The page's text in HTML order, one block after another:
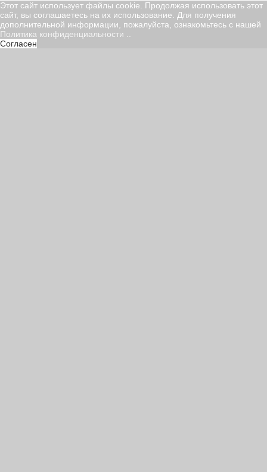
Этот сайт использует файлы cookie. Продолжая использовать этот
сайт, вы соглашаетесь на их использование. Для получения
дополнительной информации, пожалуйста, ознакомьтесь с нашей
Политика конфиденциальности
Согласен